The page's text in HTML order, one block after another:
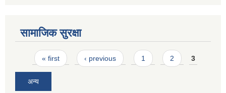
सामाजिक सुरक्षा
Pages
« first ‹ previous 1 2 3
अन्य